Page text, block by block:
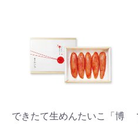
できたて生めんたいこ「博